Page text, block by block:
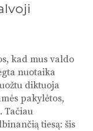
kad mus valdo
nuotaika
diktuoja
pakylėtos,
Tačiau
tiesą: šis